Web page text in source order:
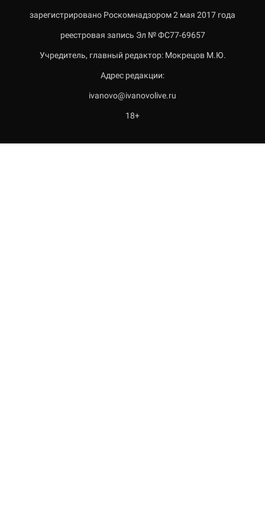
зарегистрировано Роскомнадзором 2 мая 2017 года
реестровая запись Эл № ФС77-69657
Учредитель, главный редактор: Мокрецов М.Ю.
Адрес редакции:
ivanovo@ivanovolive.ru
18+